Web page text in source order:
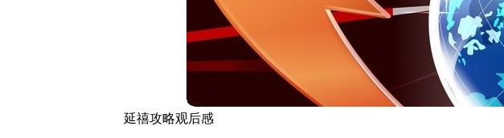
延禧攻略观后感